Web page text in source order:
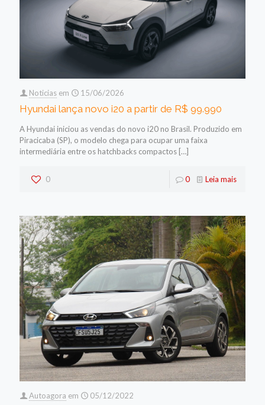
Noticias em 15/06/2026
Hyundai lança novo i20 a partir de R$ 99.990
A Hyundai iniciou as vendas do novo i20 no Brasil. Produzido em
Piracicaba (SP), o modelo chega para ocupar uma faixa
intermediária entre os hatchbacks compactos […]
0 0 Leia mais
Autoagora em 05/12/2022